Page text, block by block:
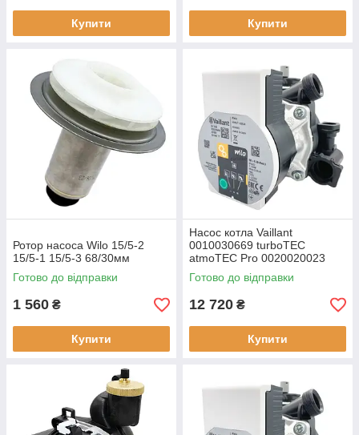
Купити Купити
Ротор насоса Wilo 15/5-2
15/5-1 15/5-3 68/30мм
Готово до відправки
1 560 ₴
Купити
Насос котла Vaillant
0010030669 turboTEC
atmoTEC Pro 0020020023
Готово до відправки
12 720 ₴
Купити